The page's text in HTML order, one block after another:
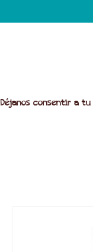
Déjanos consentir a tu